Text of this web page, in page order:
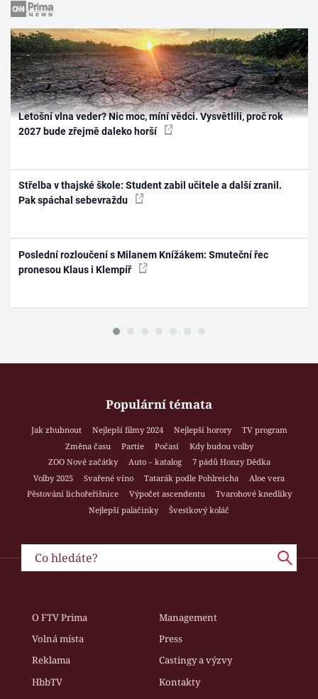
Letošní vlna veder? Nic moc, míní vědci. Vysvětlili, proč rok
2027 bude zřejmě daleko horší
Střelba v thajské škole: Student zabil učitele a další zranil.
Pak spáchal sebevraždu
Poslední rozloučení s Milanem Knížákem: Smuteční řec
pronesou Klaus i Klempíř
Populární témata
Jak zhubnout Nejlepší filmy 2024 Nejlepší horory
TV program
Změna času
Partie Počasí
Kdy budou volby
ZOO Nové začátky
Auto – katalog
7 pádů Honzy Dědka
Volby 2025
Svařené víno Tatarák podle Pohlreicha
Aloe vera
Pěstování lichořeřišnice
Výpočet ascendentu
Tvarohové knedlíky
Nejlepší palačinky
Švestkový koláč
O FTV Prima
Management
Volná místa
Press
Reklama
Castingy a výzvy
HbbTV
Kontakty